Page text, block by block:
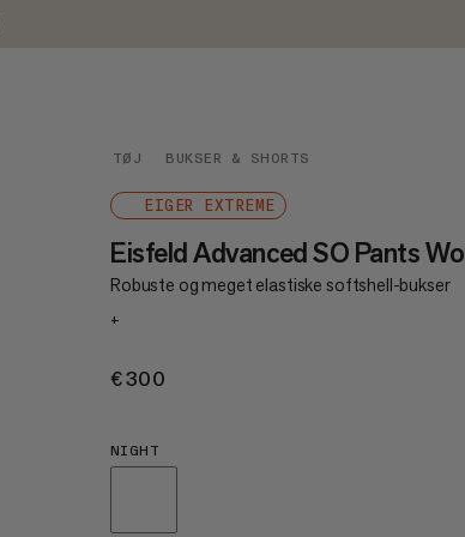
TØJ BUKSER & SHORTS
EIGER EXTREME
Eisfeld Advanced SO Pants
Robuste og meget elastiske softshell-bukser
+
€300
NIGHT